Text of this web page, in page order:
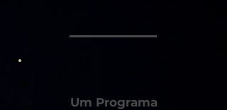
Um Programa